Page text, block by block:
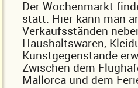
Der Wochenmarkt
statt. Hier kann man
Verkaufsständen
Haushaltswaren,
Kunstgegenstände
Zwischen dem
Mallorca und dem